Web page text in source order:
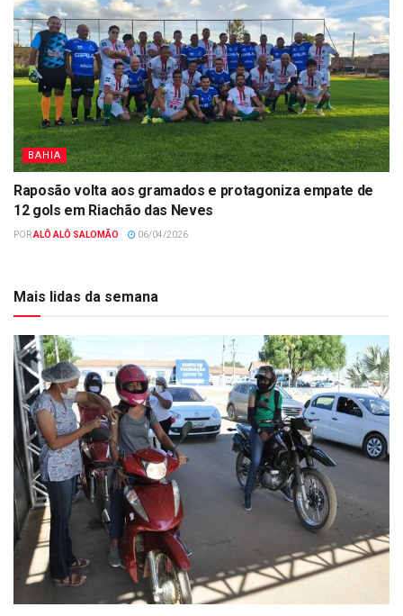
BAHIA
Raposão volta aos gramados e protagoniza empate de
12 gols em Riachão das Neves
PORALÔ ALÔ SALOMÃO 06/04/2026
Mais lidas da semana